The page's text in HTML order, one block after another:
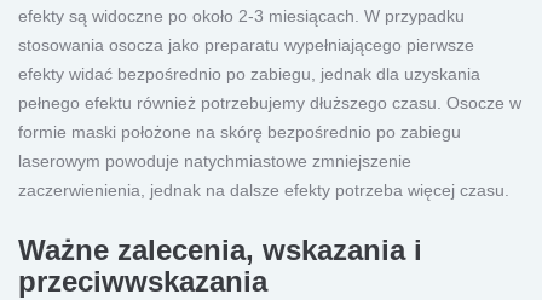
efekty są widoczne po około 2-3 miesiącach. W przypadku
stosowania osocza jako preparatu wypełniającego pierwsze
efekty widać bezpośrednio po zabiegu, jednak dla uzyskania
pełnego efektu również potrzebujemy dłuższego czasu. Osocze w
formie maski położone na skórę bezpośrednio po zabiegu
laserowym powoduje natychmiastowe zmniejszenie
zaczerwienienia, jednak na dalsze efekty potrzeba więcej czasu.
Ważne zalecenia, wskazania i
przeciwwskazania